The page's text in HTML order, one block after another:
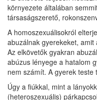
környezete általában
társaságszerető,
A homoszexuálisokról
abuzálnak gyerekeket,
Az elkövetők gyakran
abúzus lényege a hatalom
nem számít. A gyerek teste
Úgy a fiúkkal, mint a
(heteroszexuális)